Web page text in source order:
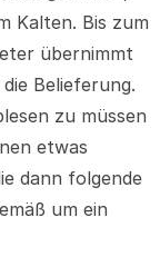
Kalten. Bis zum
übernimmt
Belieferung.
zu müssen
etwas
dann folgende
um ein